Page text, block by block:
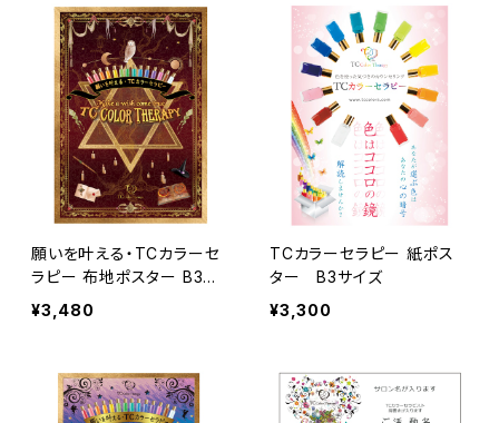
願いを叶える・TCカラーセ
ラピー 布地ポスター B3サ
イズ
¥3,480
TCカラーセラピー 紙ポス
ター B3サイズ
¥3,300